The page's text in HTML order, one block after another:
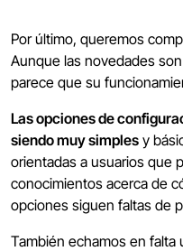
Por último, queremos
Aunque las novedades
parece que su
Las opciones de
siendo muy simples y
orientadas a usuarios que
conocimientos acerca de
opciones siguen faltas de
También echamos en falta